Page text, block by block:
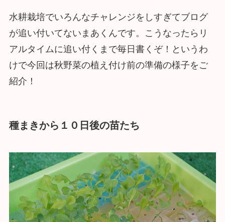
水耕栽培でいろんなチャレンジをしすぎてブログ
が追い付いてないまあくんです。こうなったらリ
アルタイムに追い付くまで毎日書くぞ！というわ
けで今回は秋野菜の植え付け前の準備の様子をご
紹介！
種まきから１０日後の苗たち